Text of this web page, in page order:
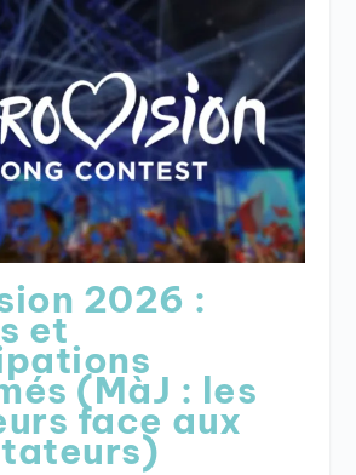
2026 :
et
(MàJ : les
face aux